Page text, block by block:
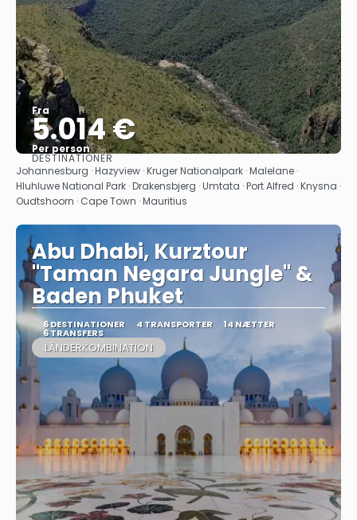
Fra
5.014 €
Per person
Se
DESTINATIONER
Johannesburg · Hazyview · Kruger Nationalpark · Malelane ·
Hluhluwe National Park · Drakensbjerg · Umtata · Port Alfred · Knysna ·
Oudtshoorn · Cape Town · Mauritius
Abu Dhabi, Kurztour
"Taman Negara Jungle" &
Baden Phuket
6 DESTINATIONER 4 TRANSPORTER 14 NÆTTER
6 TRANSFERS
LÄNDERKOMBINATION